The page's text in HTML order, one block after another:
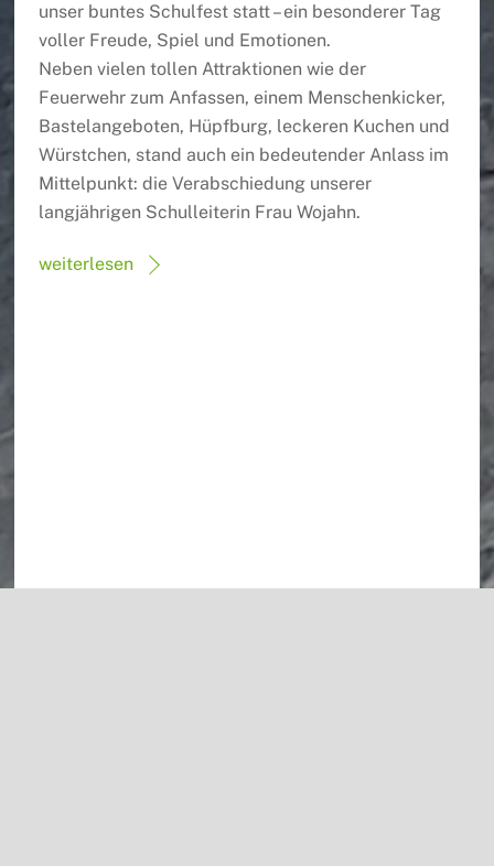
unser buntes Schulfest statt – ein besonderer Tag
voller Freude, Spiel und Emotionen.
Neben vielen tollen Attraktionen wie der
Feuerwehr zum Anfassen, einem Menschenkicker,
Bastelangeboten, Hüpfburg, leckeren Kuchen und
Würstchen, stand auch ein bedeutender Anlass im
Mittelpunkt: die Verabschiedung unserer
langjährigen Schulleiterin Frau Wojahn.
weiterlesen